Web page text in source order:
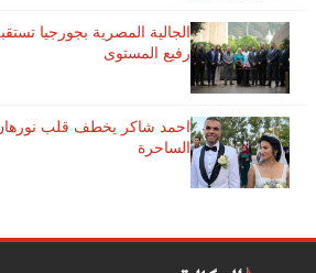
الجالية المصرية بجورجيا
رفيع المستوى
احمد شاكر يخطف قلب نورهان
الساحرة